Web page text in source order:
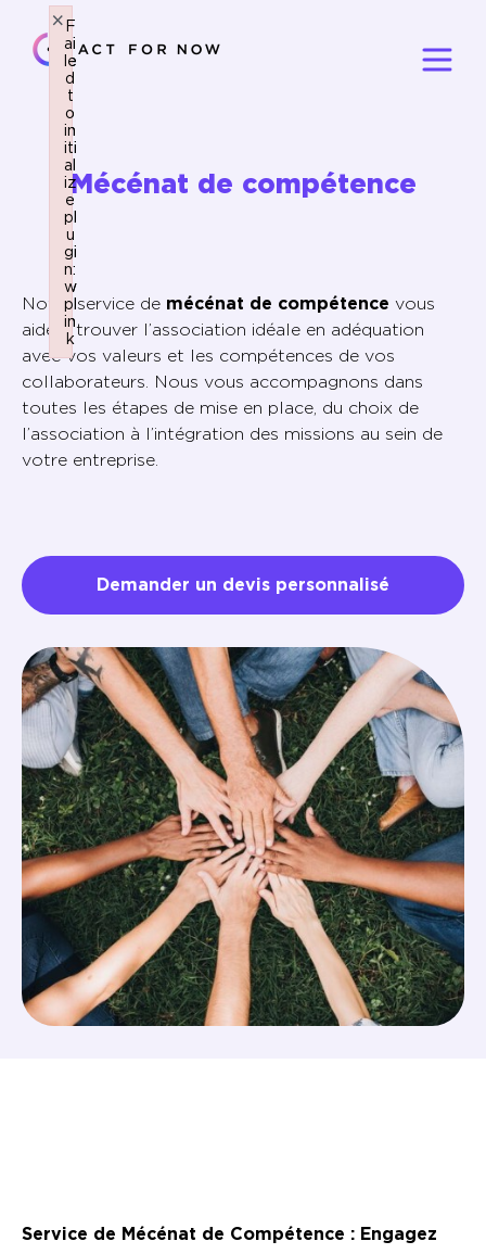
Mécénat de compétence
Notre service de mécénat de compétence vous
aide à trouver l’association idéale en adéquation
avec vos valeurs et les compétences de vos
collaborateurs. Nous vous accompagnons dans
toutes les étapes de mise en place, du choix de
l’association à l’intégration des missions au sein de
votre entreprise.
Demander un devis personnalisé
Service de Mécénat de Compétence : Engagez
F
ai
le
d
t
o
in
iti
al
iz
e
pl
u
gi
n:
w
pl
in
k
×
Failed to initialize plugin: wplink
F
ai
le
d
t
o
in
iti
al
iz
e
pl
u
gi
n:
w
pl
in
k
×
Failed to initialize plugin: wplink